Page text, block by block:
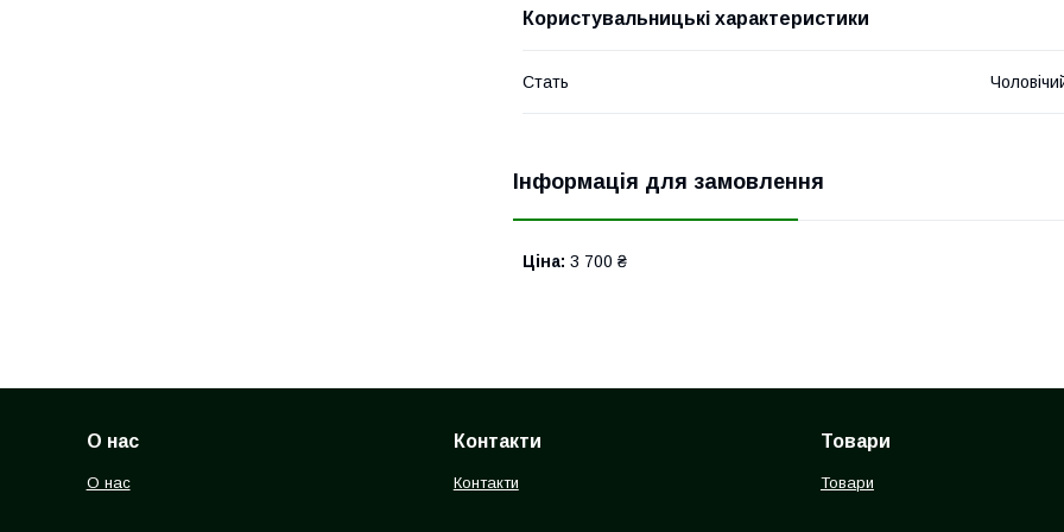
Користувальницькі характеристики
Стать
Інформація для замовлення
Ціна: 3 700 ₴
О нас
О нас
Контакти
Контакти
Товари
Товари